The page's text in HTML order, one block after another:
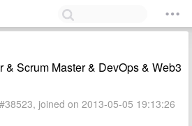
& Scrum Master & DevOps & Web3
joined on 2013-05-05 19:13:26